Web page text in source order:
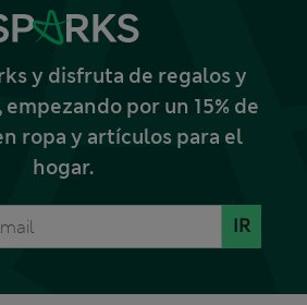
y disfruta de regalos y
por un 15% de
ropa y artículos para el
hogar.
IR